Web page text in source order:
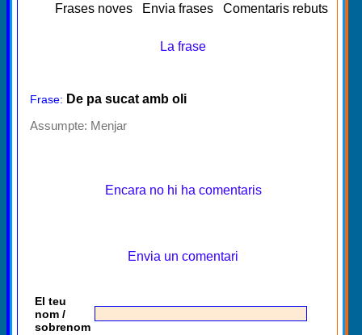
Frases noves Envia frases Comentaris rebuts
La frase
Frase: De pa sucat amb oli
Assumpte: Menjar
Encara no hi ha comentaris
Envia un comentari
El teu
nom /
sobrenom